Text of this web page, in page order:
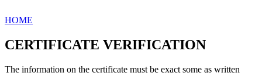
HOME
CERTIFICATE VERIFICATION
The information on the certificate must be exact some as written